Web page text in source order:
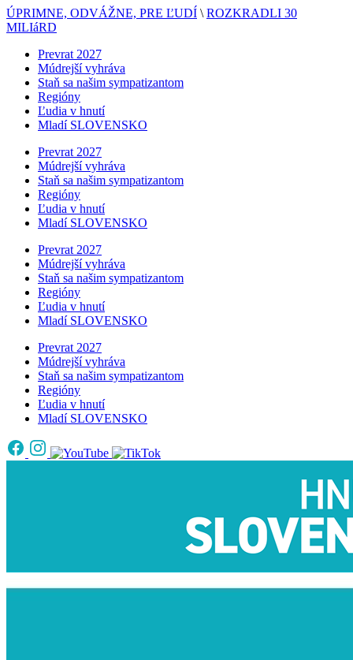
ÚPRIMNE, ODVÁŽNE, PRE ĽUDÍ \ ROZKRADLI 30
MILIáRD
Prevrat 2027
Múdrejší vyhráva
Staň sa našim sympatizantom
Regióny
Ľudia v hnutí
Mladí SLOVENSKO
Prevrat 2027
Múdrejší vyhráva
Staň sa našim sympatizantom
Regióny
Ľudia v hnutí
Mladí SLOVENSKO
Prevrat 2027
Múdrejší vyhráva
Staň sa našim sympatizantom
Regióny
Ľudia v hnutí
Mladí SLOVENSKO
Prevrat 2027
Múdrejší vyhráva
Staň sa našim sympatizantom
Regióny
Ľudia v hnutí
Mladí SLOVENSKO